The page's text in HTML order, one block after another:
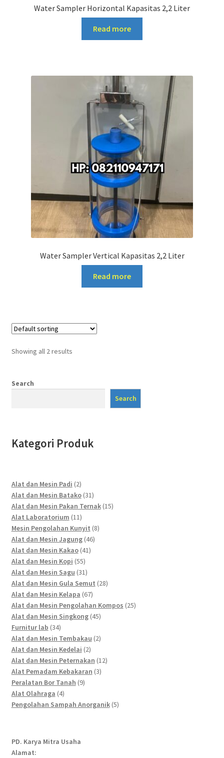
Water Sampler Horizontal Kapasitas 2,2 Liter
Read more
Water Sampler Vertical Kapasitas 2,2 Liter
Read more
Showing all 2 results
Search
Search
Kategori Produk
Alat dan Mesin Padi 22
products
Alat dan Mesin Batako 3131
products
Alat dan Mesin Pakan Ternak 1515
Alat Laboratorium 1111
products
Mesin Pengolahan Kunyit 88
Alat dan Mesin Jagung 4646
Alat dan Mesin Kakao 4141
Alat dan Mesin Kopi 5555
products
Alat dan Mesin Sagu 3131
products
Alat dan Mesin Gula Semut 2828
Alat dan Mesin Kelapa 6767
products
Alat dan Mesin Pengolahan Kompos 2525
Alat dan Mesin Singkong 4545
Furnitur lab 3434
products
Alat dan Mesin Tembakau 22
Alat dan Mesin Kedelai 22
products
Alat dan Mesin Peternakan 1212
Alat Pemadam Kebakaran 33
Peralatan Bor Tanah 99
Alat Olahraga 44
products
Pengolahan Sampah Anorganik 55
PD. Karya Mitra Usaha
Alamat: